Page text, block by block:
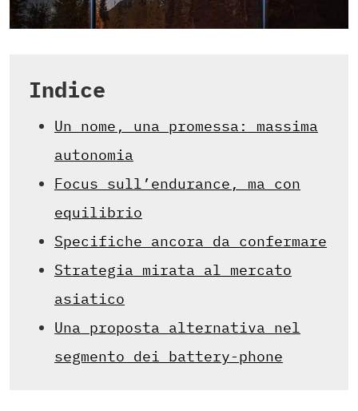
Indice
Un nome, una promessa: massima
autonomia
Focus sull’endurance, ma con
equilibrio
Specifiche ancora da confermare
Strategia mirata al mercato
asiatico
Una proposta alternativa nel
segmento dei battery-phone